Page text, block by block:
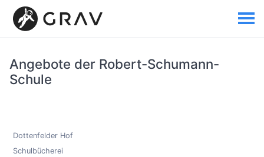
Angebote der Robert-Schumann-
Schule
Dottenfelder Hof
Schulbücherei